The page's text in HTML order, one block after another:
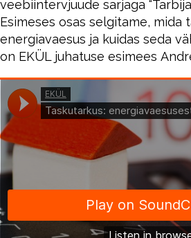
veebiintervjuude sarjaga
Esimeses osas selgitame, mida
energiavaesus ja kuidas seda
on EKÜL juhatuse esimees